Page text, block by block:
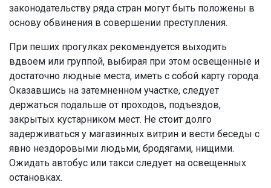
законодательству ряда стран могут быть положены в
основу обвинения в совершении преступления.
При пеших прогулках рекомендуется выходить
вдвоем или группой, выбирая при этом освещенные и
достаточно людные места, иметь с собой карту города.
Оказавшись на затемненном участке, следует
держаться подальше от проходов, подъездов,
закрытых кустарником мест. Не стоит долго
задерживаться у магазинных витрин и вести беседы с
явно нездоровыми людьми, бродягами, нищими.
Ожидать автобус или такси следует на освещенных
остановках.